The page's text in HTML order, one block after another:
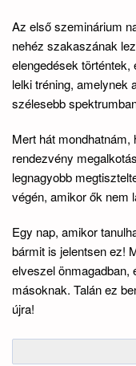
Az első szeminárium
nehéz szakaszának
elengedések
lelki tréning, amelynek
szélesebb
Mert hát
rendezvény
legnagyobb
végén, amikor ők nem
Egy nap, amikor
bármit is jelentsen ez!
elveszel önmagadban,
másoknak. Talán ez
újra!